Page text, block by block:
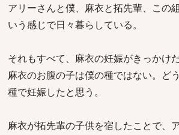
アリーさんと僕、麻衣と拓先輩、この
いう感じで日々暮らしている。
それもすべて、麻衣の妊娠がきっかけ
麻衣のお腹の子は僕の種ではない。ど
種で妊娠したと思う。
麻衣が拓先輩の子供を宿したことで、